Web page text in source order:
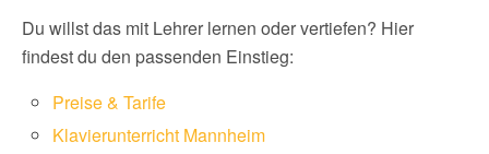
Du willst das mit Lehrer lernen oder vertiefen? Hier
findest du den passenden Einstieg:
Preise & Tarife
Klavierunterricht Mannheim